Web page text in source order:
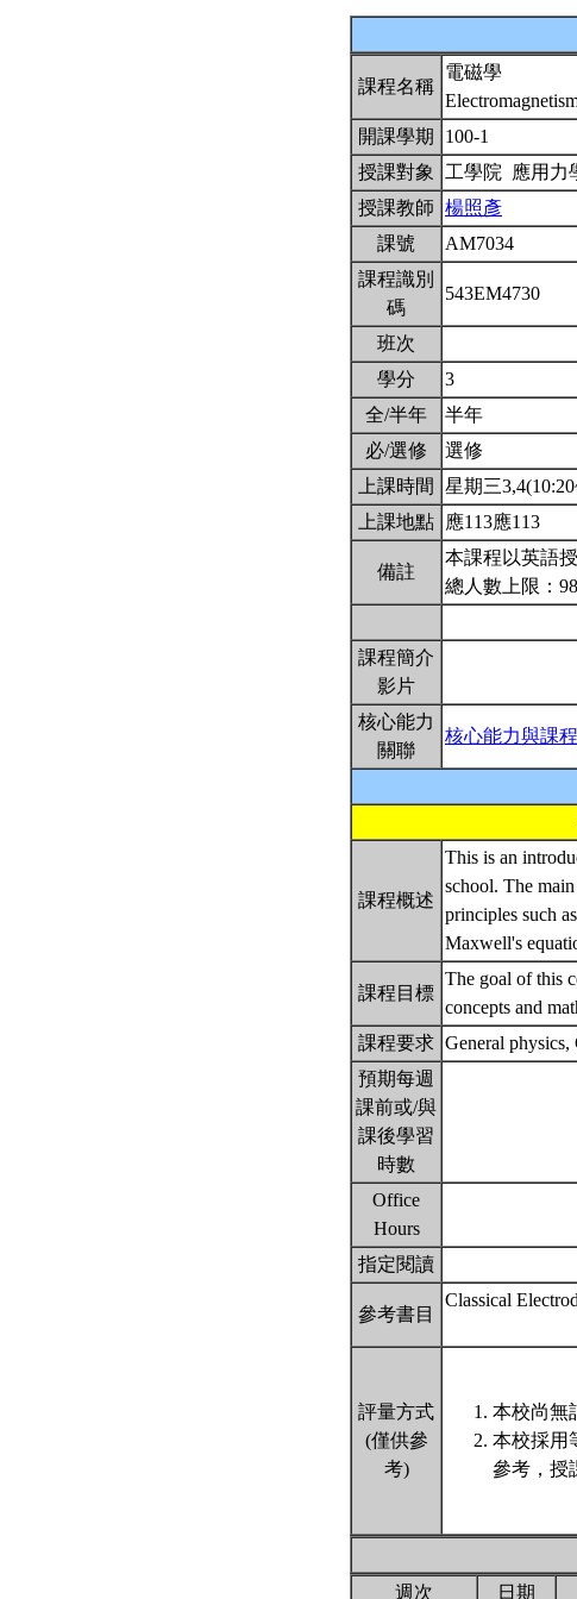
課程名稱
電磁學
開課學期
100-1
授課對象
工學院 應用力
授課教師 楊照彥
課號
AM7034
課程識別
碼
543EM4730
班次
學分
3
全/半年
半年
必/選修
選修
上課時間
星期三
上課地點
應113應113
備註
本課程以英語授
總人數上限：
課程簡介
影片
核心能力
關聯
核心能力與課
課程概述
This is an
school. The
principles such
Maxwell's
課程目標
The goal of this
concepts and
課程要求 General physics,
預期每週
課前或/與
課後學習
時數
Office
Hours
指定閱讀
參考書目
Classical
評量方式
(僅供參
考)
本校尚無
本校採用
參考，授
週次
日期